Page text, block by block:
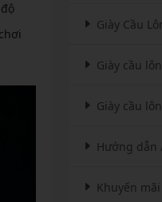
Giày Cầu
Giày cầu
Giày cầu
Hướng dẫn
Khuyến